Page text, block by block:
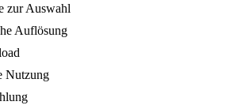
zur Auswahl
Auflösung
Nutzung